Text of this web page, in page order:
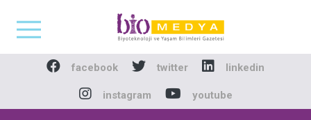
Biomedya -
facebook twitter linkedin
instagram youtube